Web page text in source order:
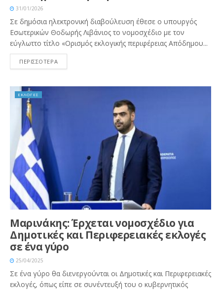
31/01/2026
Σε δημόσια ηλεκτρονική διαβούλευση έθεσε ο υπουργός
Εσωτερικών Θοδωρής Λιβάνιος το νομοσχέδιο με τον
εύγλωττο τίτλο «Ορισμός εκλογικής περιφέρειας Απόδημου...
ΠΕΡΙΣΣΟΤΕΡΑ
ΕΚΛΟΓΕΣ
Μαρινάκης: Έρχεται νομοσχέδιο για
Δημοτικές και Περιφερειακές εκλογές
σε ένα γύρο
25/04/2025
Σε ένα γύρο θα διενεργούνται οι Δημοτικές και Περιφερειακές
εκλογές, όπως είπε σε συνέντευξή του ο κυβερνητικός